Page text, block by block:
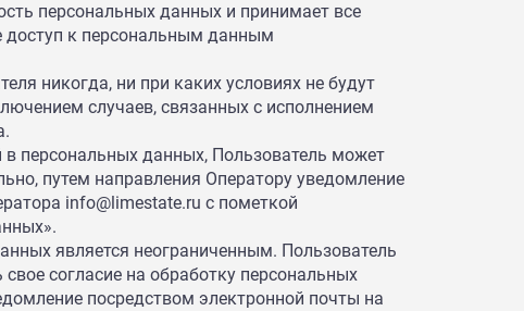
персональных данных и принимает все
к персональным данным
никогда, ни при каких условиях не будут
случаев, связанных с исполнением
в персональных данных, Пользователь может
путем направления Оператору уведомление
info@limestate.ru с пометкой
является неограниченным. Пользователь
согласие на обработку персональных
посредством электронной почты на